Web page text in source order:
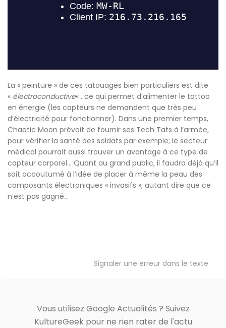
La « peinture » de ces tatouages bien particuliers est dite
« électroconductive« , ce qui permet d’alimenter le tattoo
en énergie (les capteurs ne demandent que très peu
d’électricité pour fonctionner). Dans une premier temps,
Chaotic Moon prévoit de fournir ses Tech Tats à l’armée,
pour vérifier la santé des soldats par exemple; le secteur
médical pourrait aussi trouver un avantage à ce type de
capteur corporel… Quant au grand public, il faudra déjà qu’il
soit accoutumé à l’idée de placer à même la peau des
composants électroniques « invasifs »; autant dire que ce
n’est pas gagné..
Signaler une erreur dans le texte
Vous utilisez Google Actualités ? Suivez
KultureGeek pour ne rien rater de l'actu